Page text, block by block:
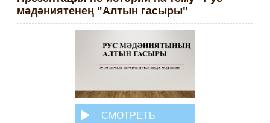
мәдәниятенең "Алтын гасыры"
СМОТРЕТЬ